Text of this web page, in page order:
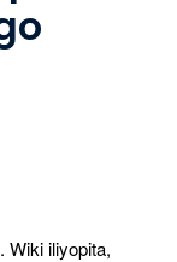
Wiki iliyopita,